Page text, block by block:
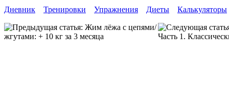
Дневник
Тренировки Упражнения Диеты Калькуляторы